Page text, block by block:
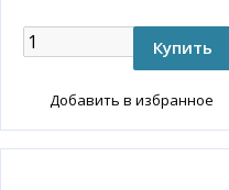
Добавить в избранное